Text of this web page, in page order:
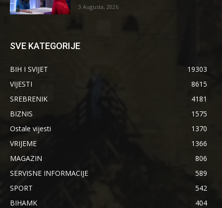
3 Augusta, 2026
SVE KATEGORIJE
BIH I SVIJET
19303
VIJESTI
8615
SREBRENIK
4181
BIZNIS
1575
Ostale vijesti
1370
VRIJEME
1366
MAGAZIN
806
SERVISNE INFORMACIJE
589
SPORT
542
BIHAMK
404